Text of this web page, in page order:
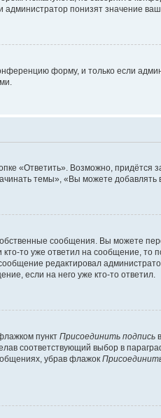
понизят значение
форму, и только если
«Ответить». Возможно, придётся
темы», «Вы можете добавлять
сообщения. Вы можете
то уже ответил на сообщение, то
редактировал
если на него уже кто-то ответил.
пункт Присоединить подпись
соответствующий выбор в
убрав флажок